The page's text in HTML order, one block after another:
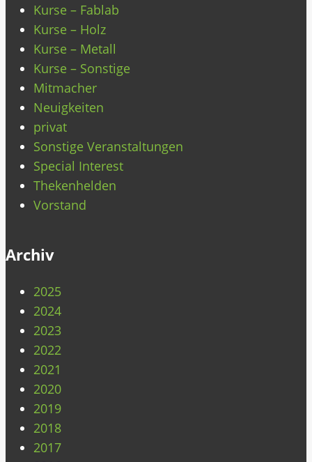
Kurse – Fablab
Kurse – Holz
Kurse – Metall
Kurse – Sonstige
Mitmacher
Neuigkeiten
privat
Sonstige Veranstaltungen
Special Interest
Thekenhelden
Vorstand
Archiv
2025
2024
2023
2022
2021
2020
2019
2018
2017